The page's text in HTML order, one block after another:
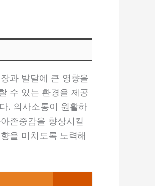
과 발달에 큰 영향을
수 있는 환경을 제공
. 의사소통이 원활하
존중감을 향상시킬
을 미치도록 노력해